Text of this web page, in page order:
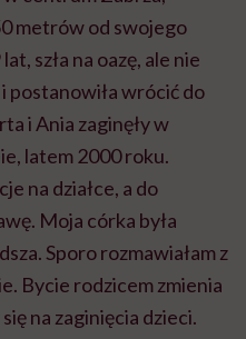
metrów od swojego
szła na oazę, ale nie
postanowiła wrócić do
i Ania zaginęły w
latem 2000 roku.
na działce, a do
Moja córka była
Sporo rozmawiałam z
Bycie rodzicem zmienia
na zaginięcia dzieci.